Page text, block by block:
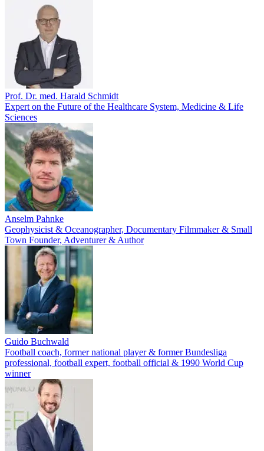
Prof. Dr. med. Harald Schmidt
Expert on the Future of the Healthcare System, Medicine & Life
Sciences
Anselm Pahnke
Geophysicist & Oceanographer, Documentary Filmmaker & Small
Town Founder, Adventurer & Author
Guido Buchwald
Football coach, former national player & former Bundesliga
professional, football expert, football official & 1990 World Cup
winner